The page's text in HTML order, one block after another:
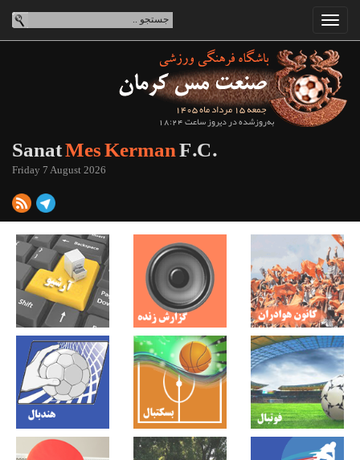
جمعه 15 مرداد ماه 1405
به‌روزشده در دیروز ساعت 18:24
SanatMes KermanF.C.
Friday 7 August 2026